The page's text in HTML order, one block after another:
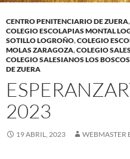
CENTRO PENITENCIARIO DE ZUERA,
COLEGIO ESCOLAPIAS MONTAL
SOTILLO LOGROÑO,COLEGIO
MOLAS ZARAGOZA,COLEGIO
COLEGIO SALESIANOS LOS
DE ZUERA
2023
19 ABRIL, 2023 WEBMASTER